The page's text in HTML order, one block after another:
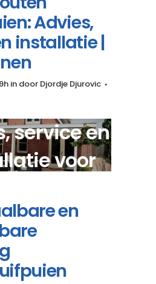
Advies,
installatie |
in door Djordje Djurovic
service en
voor
en